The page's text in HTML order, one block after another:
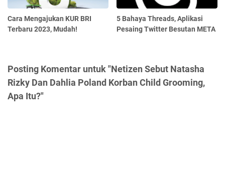
Cara Mengajukan KUR BRI
Terbaru 2023, Mudah!
5 Bahaya Threads, Aplikasi
Pesaing Twitter Besutan META
Posting Komentar untuk "Netizen Sebut Natasha
Rizky Dan Dahlia Poland Korban Child Grooming,
Apa Itu?"